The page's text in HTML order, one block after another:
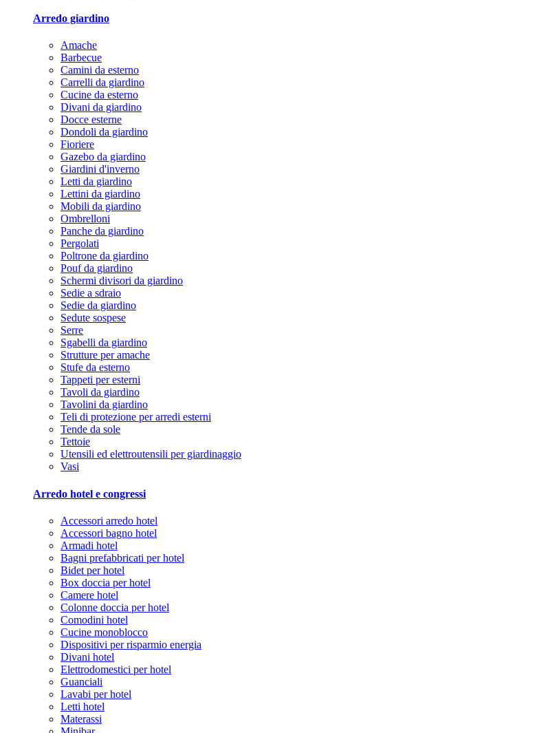
Arredo giardino
Amache
Barbecue
Camini da esterno
Carrelli da giardino
Cucine da esterno
Divani da giardino
Docce esterne
Dondoli da giardino
Fioriere
Gazebo da giardino
Giardini d'inverno
Letti da giardino
Lettini da giardino
Mobili da giardino
Ombrelloni
Panche da giardino
Pergolati
Poltrone da giardino
Pouf da giardino
Schermi divisori da giardino
Sedie a sdraio
Sedie da giardino
Sedute sospese
Serre
Sgabelli da giardino
Strutture per amache
Stufe da esterno
Tappeti per esterni
Tavoli da giardino
Tavolini da giardino
Teli di protezione per arredi esterni
Tende da sole
Tettoie
Utensili ed elettroutensili per giardinaggio
Vasi
Arredo hotel e congressi
Accessori arredo hotel
Accessori bagno hotel
Armadi hotel
Bagni prefabbricati per hotel
Bidet per hotel
Box doccia per hotel
Camere hotel
Colonne doccia per hotel
Comodini hotel
Cucine monoblocco
Dispositivi per risparmio energia
Divani hotel
Elettrodomestici per hotel
Guanciali
Lavabi per hotel
Letti hotel
Materassi